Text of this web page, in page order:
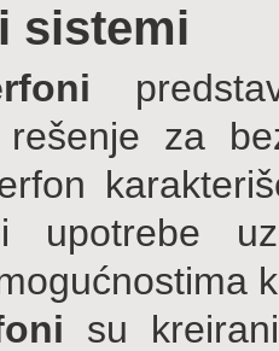
sistemi
rešenje za
i upotrebe
su